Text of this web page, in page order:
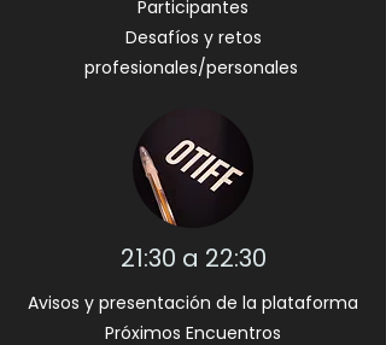
Participantes
Desafíos y retos
profesionales/personales
21:30 a 22:30
Avisos y presentación de la plataforma
Próximos Encuentros